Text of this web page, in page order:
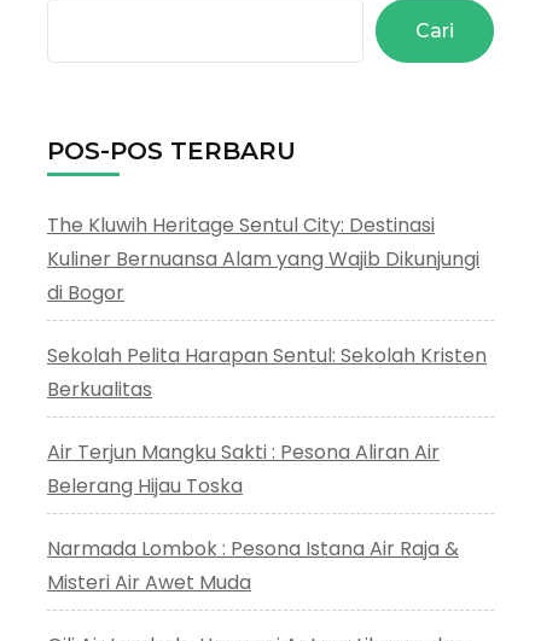
Cari
POS-POS TERBARU
The Kluwih Heritage Sentul City: Destinasi
Kuliner Bernuansa Alam yang Wajib Dikunjungi
di Bogor
Sekolah Pelita Harapan Sentul: Sekolah Kristen
Berkualitas
Air Terjun Mangku Sakti : Pesona Aliran Air
Belerang Hijau Toska
Narmada Lombok : Pesona Istana Air Raja &
Misteri Air Awet Muda